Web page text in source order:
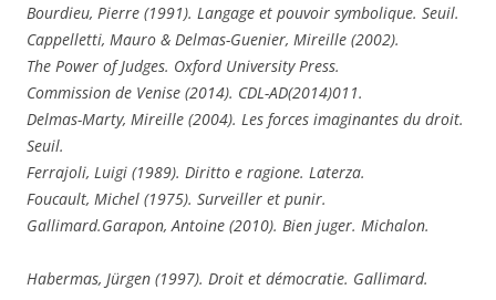
Bourdieu, Pierre (1991). Langage et pouvoir symbolique. Seuil.
Cappelletti, Mauro & Delmas-Guenier, Mireille (2002).
The Power of Judges. Oxford University Press.
Commission de Venise (2014). CDL-AD(2014)011.
Delmas-Marty, Mireille (2004). Les forces imaginantes du droit.
Seuil.
Ferrajoli, Luigi (1989). Diritto e ragione. Laterza.
Foucault, Michel (1975). Surveiller et punir.
Gallimard.Garapon, Antoine (2010). Bien juger. Michalon.
Habermas, Jürgen (1997). Droit et démocratie. Gallimard.